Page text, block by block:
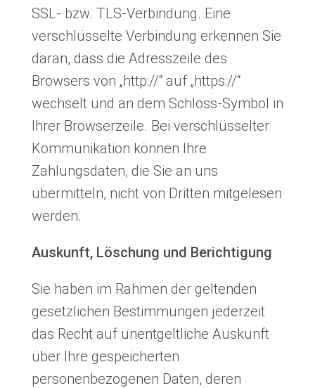
SSL- bzw. TLS-Verbindung. Eine
verschlüsselte Verbindung erkennen Sie
daran, dass die Adresszeile des
Browsers von „http://“ auf „https://“
wechselt und an dem Schloss-Symbol in
Ihrer Browserzeile. Bei verschlüsselter
Kommunikation können Ihre
Zahlungsdaten, die Sie an uns
übermitteln, nicht von Dritten mitgelesen
werden.
Auskunft, Löschung und Berichtigung
Sie haben im Rahmen der geltenden
gesetzlichen Bestimmungen jederzeit
das Recht auf unentgeltliche Auskunft
über Ihre gespeicherten
personenbezogenen Daten, deren